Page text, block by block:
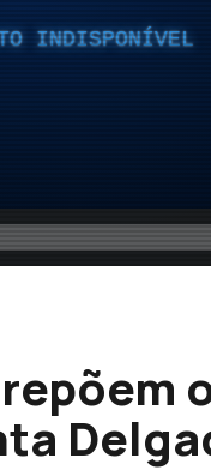
INDISPONÍVEL